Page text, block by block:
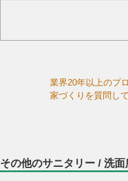
業界20年以上のプ
家づくりを質問し
その他のサニタリー / 洗